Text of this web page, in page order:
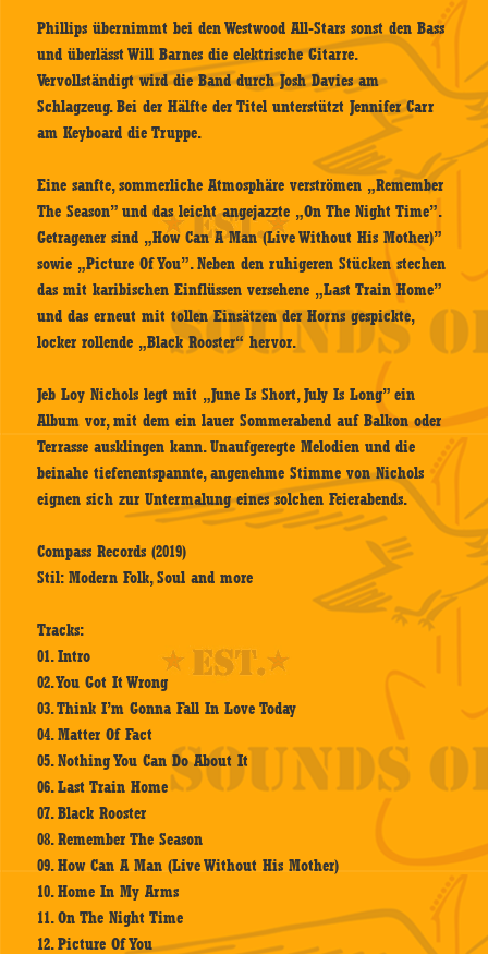
Phillips übernimmt bei den Westwood All-Stars sonst den Bass
und überlässt Will Barnes die elektrische Gitarre.
Vervollständigt wird die Band durch Josh Davies am
Schlagzeug. Bei der Hälfte der Titel unterstützt Jennifer Carr
am Keyboard die Truppe.
Eine sanfte, sommerliche Atmosphäre verströmen „Remember
The Season” und das leicht angejazzte „On The Night Time”.
Getragener sind „How Can A Man (Live Without His Mother)”
sowie „Picture Of You”. Neben den ruhigeren Stücken stechen
das mit karibischen Einflüssen versehene „Last Train Home”
und das erneut mit tollen Einsätzen der Horns gespickte,
locker rollende „Black Rooster“ hervor.
Jeb Loy Nichols legt mit „June Is Short, July Is Long” ein
Album vor, mit dem ein lauer Sommerabend auf Balkon oder
Terrasse ausklingen kann. Unaufgeregte Melodien und die
beinahe tiefenentspannte, angenehme Stimme von Nichols
eignen sich zur Untermalung eines solchen Feierabends.
Compass Records (2019)
Stil: Modern Folk, Soul and more
Tracks:
01. Intro
02. You Got It Wrong
03. Think I’m Gonna Fall In Love Today
04. Matter Of Fact
05. Nothing You Can Do About It
06. Last Train Home
07. Black Rooster
08. Remember The Season
09. How Can A Man (Live Without His Mother)
10. Home In My Arms
11. On The Night Time
12. Picture Of You